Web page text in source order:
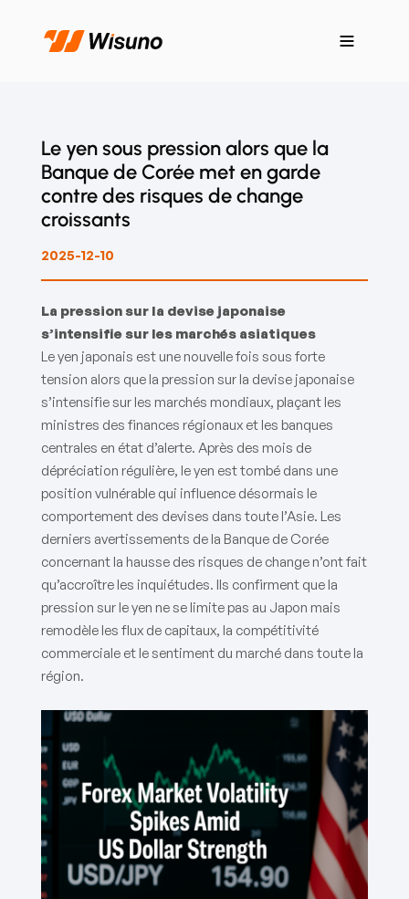
Le yen sous pression alors que la
Banque de Corée met en garde
contre des risques de change
croissants
2025-12-10
La pression sur la devise japonaise
s’intensifie sur les marchés asiatiques
Le yen japonais est une nouvelle fois sous forte
tension alors que la pression sur la devise japonaise
s’intensifie sur les marchés mondiaux, plaçant les
ministres des finances régionaux et les banques
centrales en état d’alerte. Après des mois de
dépréciation régulière, le yen est tombé dans une
position vulnérable qui influence désormais le
comportement des devises dans toute l’Asie. Les
derniers avertissements de la Banque de Corée
concernant la hausse des risques de change n’ont fait
qu’accroître les inquiétudes. Ils confirment que la
pression sur le yen ne se limite pas au Japon mais
remodèle les flux de capitaux, la compétitivité
commerciale et le sentiment du marché dans toute la
région.